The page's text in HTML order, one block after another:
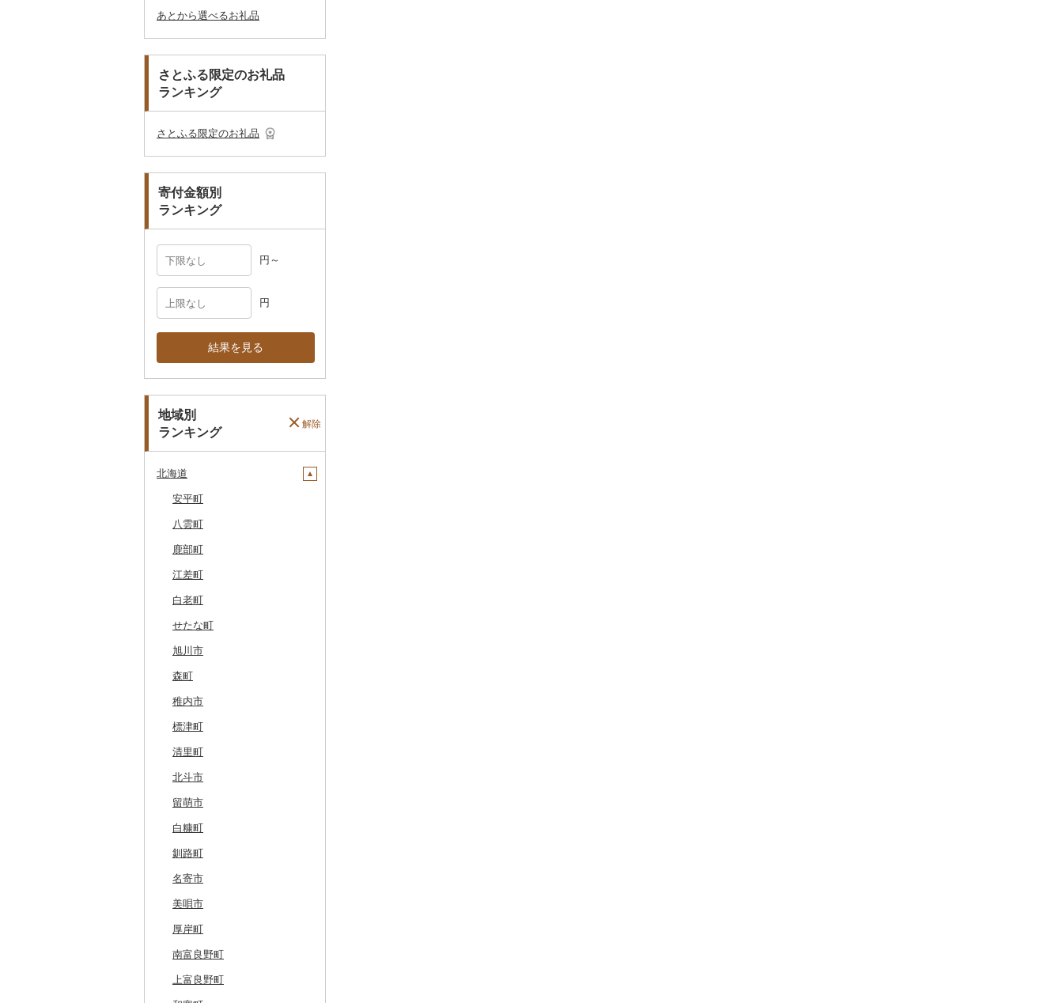
ブリ
ほっけ
その他鮮魚
ジャム
その他缶詰・瓶詰
その他加工品
ケチャップ
こしょう
その他調味料
券
GDOふるさとゴルフ
プレークーポン
その他のゴルフプレー
花火大会チケット
カタログギフト
その他文房具
箸
スプーン・フォーク・
ナイフ
皿・椀
その他食器
フライパン
鍋
まな板
土鍋
洗剤
トイレットペーパー
ティッシュ
その他日用品
楽器・器材
本・CD・DVD
おもちゃ・ぬいぐるみ
ご当地キャラクター
ペット用品
その他雑貨
その他スポーツ
プロテイン
その他美容
その他鞄・バッグ
子供・ベビー
その他洋服
靴・シューズ
スリッパ・下駄・草履
その他靴・履物
アクセサリー
ペンダント・ネックレ
ス
ピアス・イヤリング
その他アクセサリー
その他服飾小物
ショール・ストール
マフラー・手袋
唐津焼
備前焼
美濃焼
村上木彫堆朱
数珠
工芸品
播州そろばん
美濃和紙
胡蝶蘭
造花・プリザーブドフ
ラワー
その他花
盆栽・その他
その他
あとから選べるお礼品
さとふる限定のお礼品
ランキング
さとふる限定のお礼品
寄付金額別
ランキング
円～
円
結果を見る
地域別
ランキング
解除
北海道
安平町
八雲町
鹿部町
江差町
白老町
せたな町
旭川市
森町
稚内市
標津町
清里町
北斗市
留萌市
白糠町
釧路町
名寄市
美唄市
厚岸町
南富良野町
上富良野町